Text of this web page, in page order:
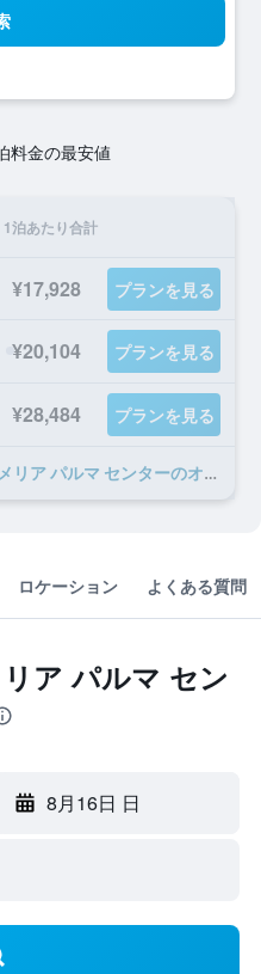
料金の最安値
1泊あたり合計
¥17,928 プランを見る
¥20,104 プランを見る
¥28,484 プランを見る
​その他42​件のインサイド バイ メリア パルマ センターのオファー
ロケーション よくある質問
ア パルマ セン
8月16日 日